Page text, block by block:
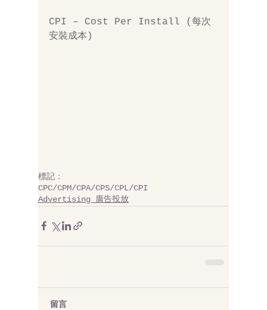
CPI – Cost Per Install (每次
安裝成本)
標記：
CPC/CPM/CPA/CPS/CPL/CPI
Advertising 廣告投放
留言